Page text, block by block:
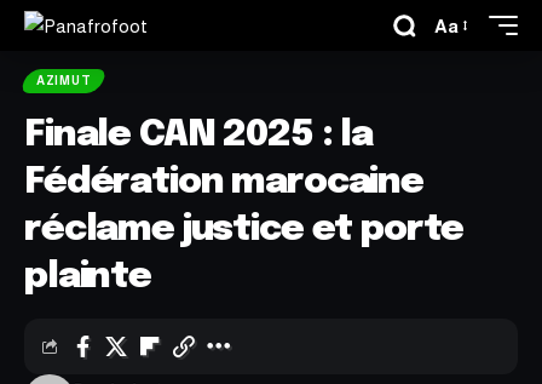
Aa
AZIMUT
Finale CAN 2025 : la
Fédération marocaine
réclame justice et porte
plainte